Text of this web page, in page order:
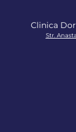
Clinica
Str.